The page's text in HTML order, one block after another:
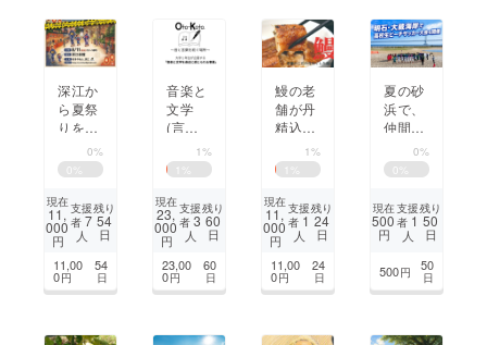
深江か
ら夏祭
りをな
くさせ
な
い！！
0%
0
現在
11,
000
円
支援
者7
人
残り
54
日
11,00
0円
54
日
音楽と
文学
(言葉)
を通し
て人の
心を動
かした
い！！
1%
1
現在
23,
000
円
支援
者3
人
残り
60
日
23,00
0円
60
日
鰻の老
舗が丹
精込め
て焼き
上げた
極上の
炭火焼
きうな
ぎをご
お届
け！
1%
1
現在
11,
000
円
支援
者1
人
残り
24
日
11,00
0円
24
日
夏の砂
浜で、
仲間と
挑む青
春を。
明石で
高校生
ビーチ
サッ
会を！
0%
0
現在
500
円
支援
者1
人
残り
50
日
500円 50
日